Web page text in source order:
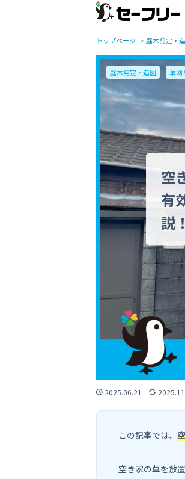
トップページ 庭木剪定・
空
有
説！
庭木剪定・造園 草刈
2025.06.21
この記事では、
空き家の草を放